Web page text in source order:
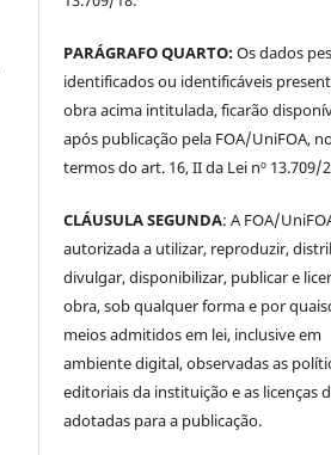
PARÁGRAFO QUARTO:Os dados
identificados ou identificáveis
obra acima intitulada, ficarão
após publicação pela FOA/UniFOA,
termos do art. 16, II da Lei nº 13.709/
CLÁUSULA SEGUNDA: A FOA/
autorizada a utilizar, reproduzir,
divulgar, disponibilizar, publicar e
obra, sob qualquer forma e por
meios admitidos em lei, inclusive em
ambiente digital, observadas as
editoriais da instituição e as licenças
adotadas para a publicação.